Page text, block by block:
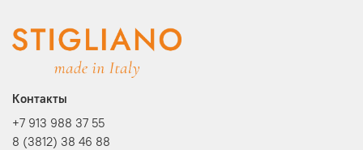
Контакты
+7 913 988 37 55
8 (3812) 38 46 88